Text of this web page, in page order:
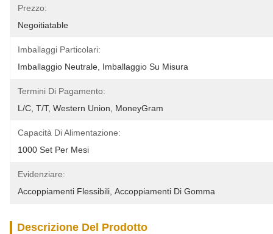
Prezzo:
Negoitiatable
Imballaggi Particolari:
Imballaggio Neutrale, Imballaggio Su Misura
Termini Di Pagamento:
L/C, T/T, Western Union, MoneyGram
Capacità Di Alimentazione:
1000 Set Per Mesi
Evidenziare:
Accoppiamenti Flessibili Accoppiamenti Di Gomma
Descrizione Del Prodotto